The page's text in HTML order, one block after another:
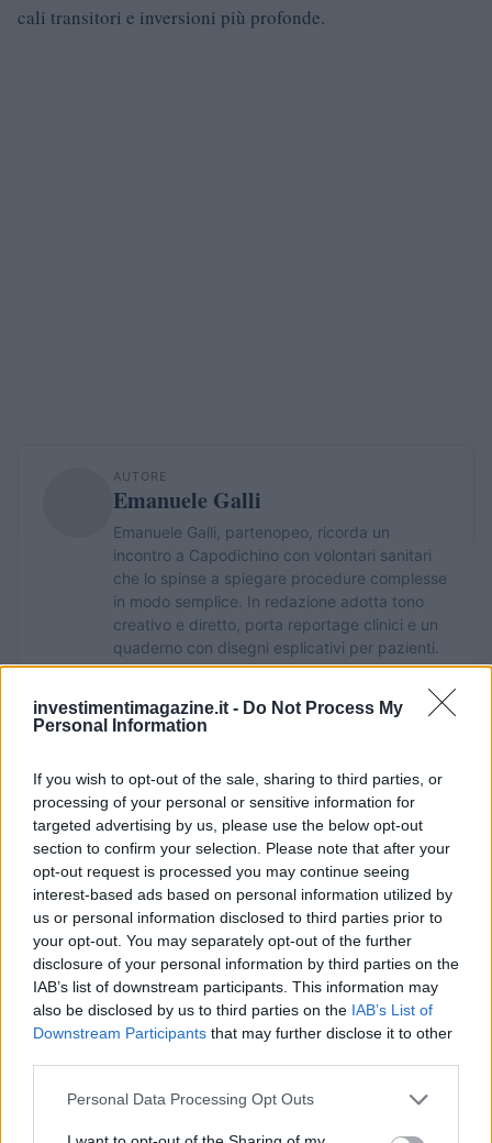
investimentimagazine.it - Do Not Process My
Personal Information
If you wish to opt-out of the sale, sharing to third parties, or
processing of your personal or sensitive information for
targeted advertising by us, please use the below opt-out
section to confirm your selection. Please note that after your
opt-out request is processed you may continue seeing
interest-based ads based on personal information utilized by
us or personal information disclosed to third parties prior to
your opt-out. You may separately opt-out of the further
disclosure of your personal information by third parties on the
IAB’s list of downstream participants. This information may
also be disclosed by us to third parties on the IAB’s List of
Downstream Participants that may further disclose it to other
Please note that this website/app uses one or more Google
Personal Data Processing Opt Outs
cali transitori e inversioni più profonde.
AUTORE
Emanuele Galli
Emanuele Galli, partenopeo, ricorda un
incontro a Capodichino con volontari sanitari
che lo spinse a spiegare procedure complesse
in modo semplice. In redazione adotta tono
creativo e diretto, porta reportage clinici e un
quaderno con disegni esplicativi per pazienti.